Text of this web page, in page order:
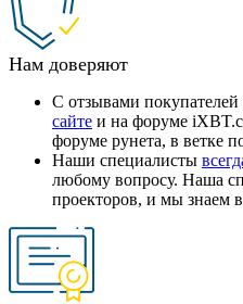
Нам доверяют
С отзывами
сайте и на форуме
форуме рунета, в ветке
Наши специалисты
любому вопросу. Наша
проекторов, и мы знаем